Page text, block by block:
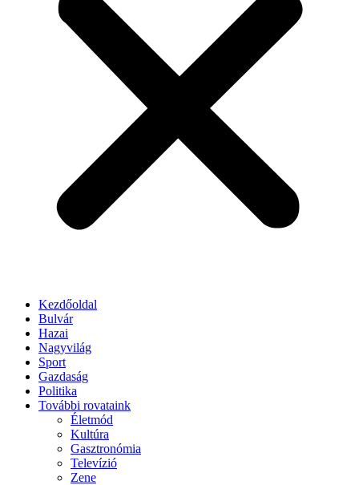
Kezdőoldal
Bulvár
Hazai
Nagyvilág
Sport
Gazdaság
Politika
További rovataink
Életmód
Kultúra
Gasztronómia
Televízió
Zene